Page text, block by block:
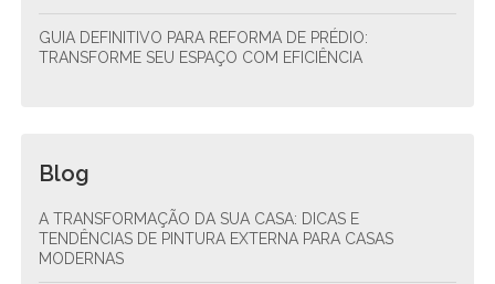
GUIA DEFINITIVO PARA REFORMA DE PRÉDIO:
TRANSFORME SEU ESPAÇO COM EFICIÊNCIA
Blog
A TRANSFORMAÇÃO DA SUA CASA: DICAS E
TENDÊNCIAS DE PINTURA EXTERNA PARA CASAS
MODERNAS